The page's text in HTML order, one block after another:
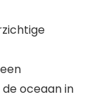
oceaan in